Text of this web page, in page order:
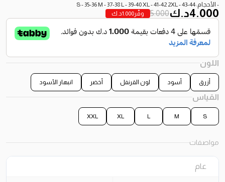
- الأحجام: S - 35-36 M - 37-38 L - 39-40 XL - 41-42 2XL - 43-44
وفّر 1.000د.ك 5.000 4.000د.ك
اللون
أزرق أسود لون القرنفل أخضر انبهار الأسود
القياس
S
M
L
XL
XXL
مواصفات
عام